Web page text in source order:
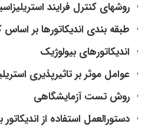
روشهای کنترل فرایند
طبقه بندی اندیکاتورها بر اساس
اندیکاتورهای بیولوژیک
عوامل موثر بر تاثیرپذیری
روش تست آزمایشگاهی
دستورالعمل استفاده از